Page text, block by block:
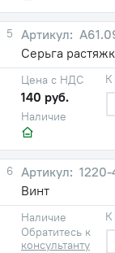
5
Серьга
Наличие
Цена с НДС
140 руб.
К
6
Винт
Наличие
Обратитесь к
консультанту
К